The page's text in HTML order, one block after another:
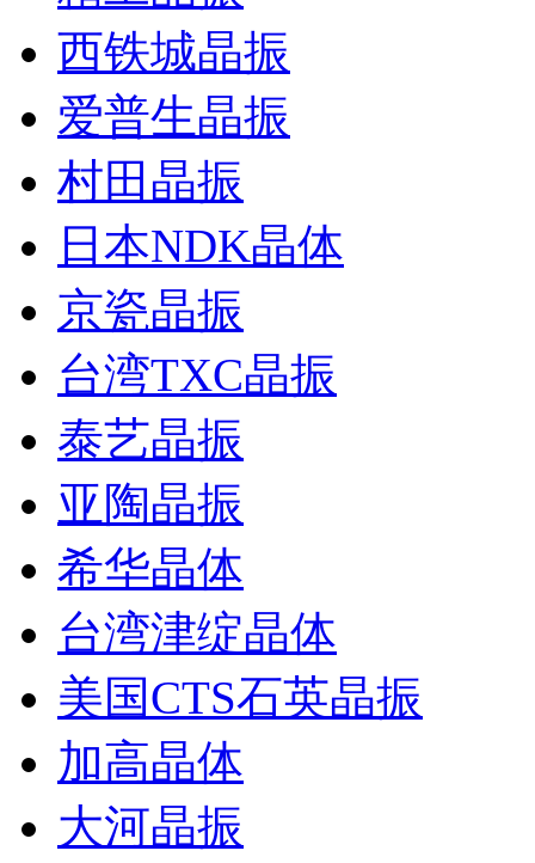
西铁城晶振
爱普生晶振
村田晶振
日本NDK晶体
京瓷晶振
台湾TXC晶振
泰艺晶振
亚陶晶振
希华晶体
台湾津绽晶体
美国CTS石英晶振
加高晶体
大河晶振